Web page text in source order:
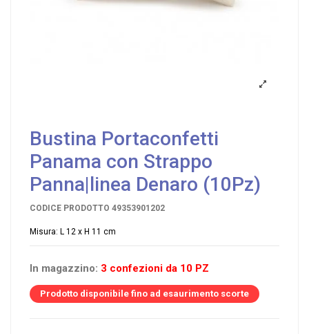
Bustina Portaconfetti
Panama con Strappo
Panna|linea Denaro (10Pz)
CODICE PRODOTTO 49353901202
Misura: L 12 x H 11 cm
In magazzino: 3 confezioni da 10 PZ
Prodotto disponibile fino ad esaurimento scorte